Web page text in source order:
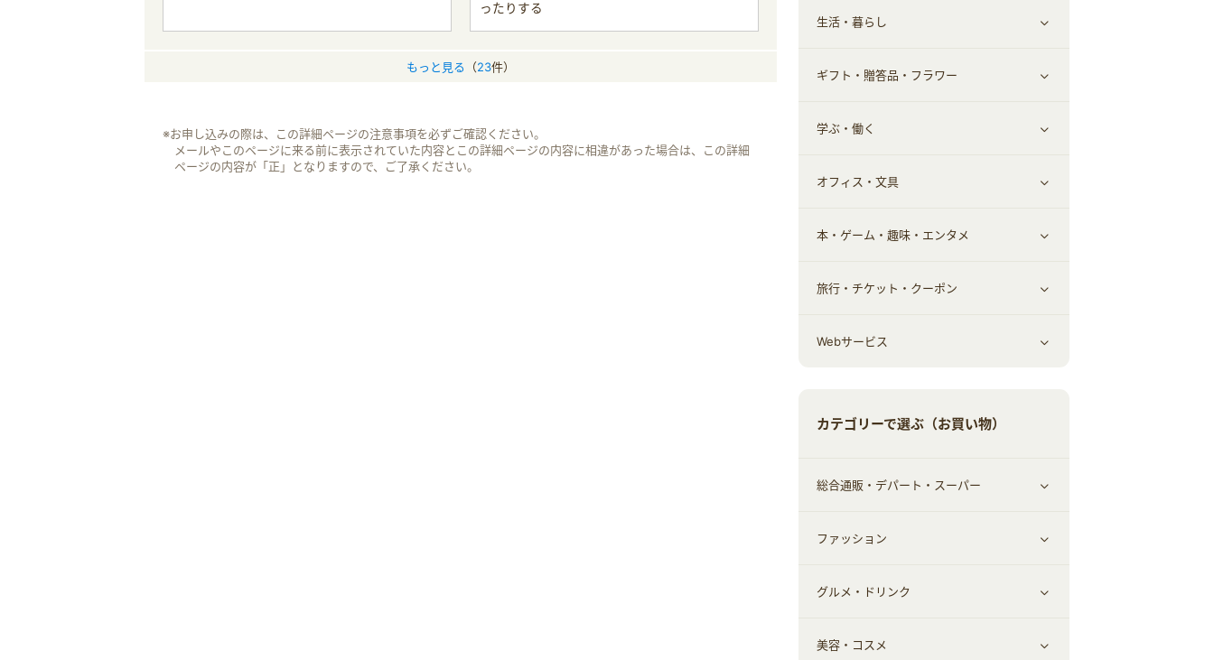
ったりする
もっと見る （23件）
※お申し込みの際は、この詳細ページの注意事項を必ずご確認ください。
メールやこのページに来る前に表示されていた内容とこの詳細ページの内容に相違があった場合は、この詳細
ページの内容が「正」となりますので、ご了承ください。
スマホ・携帯電話・SIM
定額制有料コンテンツ
証券
仮想通貨
その他投資
銀行・ネット銀行
キャッシング・ローン
その他金融
すべて見る
保険相談・面談
生活・暮らし
すべて見る
住まい・暮らし
不動産
引越し
エコ・エネルギー
車情報・カーシェア・レンタル
ギフト・贈答品・フラワー
すべて見る
ギフト・贈答品
学ぶ・働く
すべて見る
習い事・学習・学校
仕事・転職
オフィス・文具
すべて見る
オフィス・文具
本・ゲーム・趣味・エンタメ
すべて見る
ゲーム・趣味
旅行・チケット・クーポン
すべて見る
Webサービス
カテゴリーで選ぶ（お買い物）
総合通販・デパート・スーパー
すべて見る
総合通販
デパート・スーパー
ファッション
すべて見る
ファッション
グルメ・ドリンク
すべて見る
美容・コスメ